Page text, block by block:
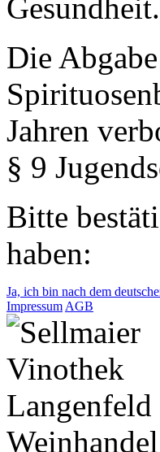
Gesundheit.
Die
Jahren
§ 9
Bitte
haben:
Ja, ich bin nach dem
Impressum AGB